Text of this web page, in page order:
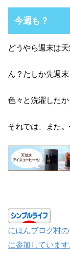
今週も？
どうやら週末は天
ん？たしか先週
色々と洗濯したか
それでは、また
にほんブログ村
に参加していま